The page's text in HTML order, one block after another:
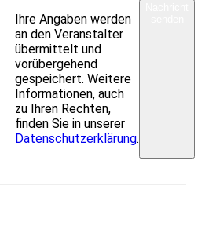
Ihre Angaben werden
an den Veranstalter
übermittelt und
vorübergehend
gespeichert. Weitere
Informationen, auch
zu Ihren Rechten,
finden Sie in unserer
Datenschutzerklärung.